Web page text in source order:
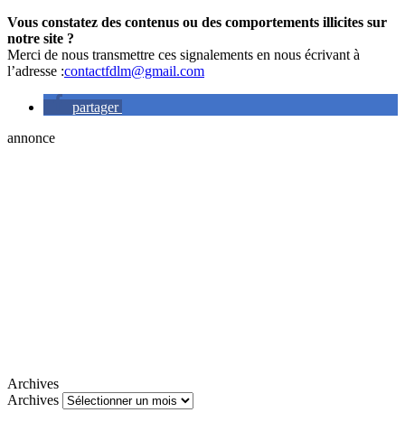
Vous constatez des contenus ou des comportements illicites sur
notre site ?
Merci de nous transmettre ces signalements en nous écrivant à
l’adresse :contactfdlm@gmail.com
partager
annonce
Archives
Archives